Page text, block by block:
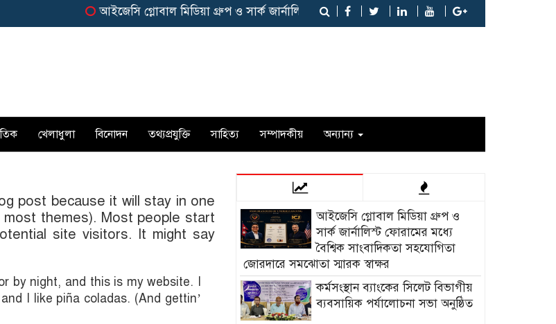
আইজেসি গ্লোবাল মিডিয়া গ্রুপ ও সার্ক জার্নালিস্ট ফোরামের মধ্যে বৈশ্বিক সাংবাদিকতা সহযোগিতা
খেলাধুলা বিনোদন তথ্যপ্রযুক্তি সাহিত্য সম্পাদকীয় অন্যান্য
post because it will stay in one
themes). Most people start
site visitors. It might say
by night, and this is my website. I
I like piña coladas. (And gettin’
আইজেসি গ্লোবাল মিডিয়া গ্রুপ ও
সার্ক জার্নালিস্ট ফোরামের মধ্যে
বৈশ্বিক সাংবাদিকতা সহযোগিতা
জোরদারে সমঝোতা স্মারক স্বাক্ষর
কর্মসংস্থান ব্যাংকের সিলেট বিভাগীয়
ব্যবসায়িক পর্যালোচনা সভা অনুষ্ঠিত